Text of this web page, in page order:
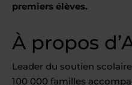
premiers élèves.
À propos
Leader du soutien
100 000 familles